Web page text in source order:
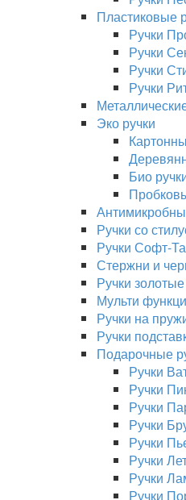
Пластиковые
Ручки
Ручки
Ручки
Ручки
Эко ручки
Био
Ручки со
Ручки Софт-
Стержни и
Ручки
Мульти
Ручки на
Ручки
Подарочные
Ручки
Ручки
Ручки
Ручки
Ручки
Ручки
Ручки
Ручки